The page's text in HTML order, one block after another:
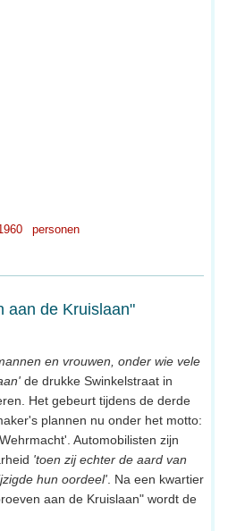
personen
aan de Kruislaan"
en vrouwen, onder wie vele
de drukke Swinkelstraat in
Het gebeurt tijdens de derde
plannen nu onder het motto:
Automobilisten zijn
'toen zij echter de aard van
hun oordeel' . Na een kwartier
aan de Kruislaan" wordt de